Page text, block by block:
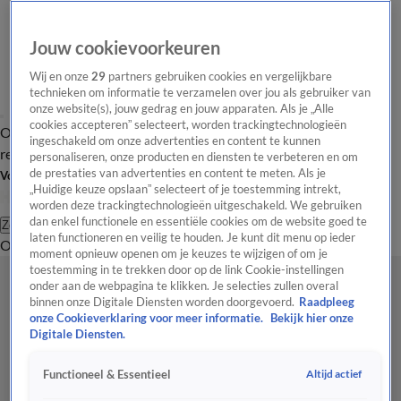
Overzicht Laatste nieuws Regionieuws Het beste van Hart
Tip de
redactie
Volg Hart van Nederland
Zoeken
OverzichtRegioUitzendingenWeerTip de redactiePanelVideo's
Jouw cookievoorkeuren
Wij en onze29 partners gebruiken cookies en vergelijkbare
technieken om informatie te verzamelen over jou als gebruiker van
onze website(s), jouw gedrag en jouw apparaten. Als je „Alle
cookies accepteren” selecteert, worden trackingtechnologieën
ingeschakeld om onze advertenties en content te kunnen
personaliseren, onze producten en diensten te verbeteren en om
de prestaties van advertenties en content te meten. Als je
„Huidige keuze opslaan” selecteert of je toestemming intrekt,
worden deze trackingtechnologieën uitgeschakeld. We gebruiken
dan enkel functionele en essentiële cookies om de website goed te
laten functioneren en veilig te houden. Je kunt dit menu op ieder
moment opnieuw openen om je keuzes te wijzigen of om je
toestemming in te trekken door op de link Cookie-instellingen
onder aan de webpagina te klikken. Je selecties zullen overal
binnen onze Digitale Diensten worden doorgevoerd. Raadpleeg
onze Cookieverklaring voor meer informatie.
Bekijk hier onze
Digitale Diensten.
Functioneel & Essentieel Altijd actief